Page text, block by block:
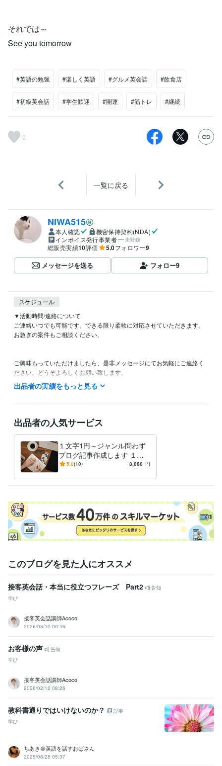
それでは～
See you tomorrow
#英語の勉強 #楽しく英語 #グルメ英会話 #飲食店
#初級英会話 #学生歓迎 #開運 #筋トレ #継続
2
一覧に戻る
NIWA515
本人確認
機密保持契約(NDA)
インボイス発行事業者
未登録
総販売実績10評価 5.0フォロワー9
メッセージを送る フォロー9
スケジュール
▼活動時間/連絡について
ご連絡いつでも可能です。できる限り柔軟に対応させていただきます。
お急ぎの案件もご相談ください。
ご興味もっていただけましたら、是非メッセージにてお気軽にご連絡く
ださい。どうぞよろしくお願い致します。
資格・検定
ライティング・翻訳 ライティング・ネーミング
ファッション 語学 美容 恋愛
悩み相談・カウンセリング 留学についてお悩み相談
語学 留学 旅行
出品者の実績をもっと見る
出品者の人気サービス
１文字1円～ジャンル問わず
ブログ記事作成します １記
事もまとめてもOK！まずはD
5.0(10) 3,000 円
このブログを見た人にオススメ
接客英会話・本当に役立つフレーズ Part2
告知
学び
接客英会話講師Acoco
2026/03/10 00:46
お客様の声
告知
学び
接客英会話講師Acoco
2026/02/12 08:26
教科書通りではいけないのか？
記事
学び
ちあき＠英語を話すおばさん
2025/08/28 05:37